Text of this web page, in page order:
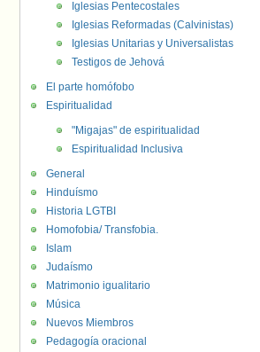
Iglesias Pentecostales
Iglesias Reformadas (Calvinistas)
Iglesias Unitarias y Universalistas
Testigos de Jehová
El parte homófobo
Espiritualidad
"Migajas" de espiritualidad
Espiritualidad Inclusiva
General
Hinduísmo
Historia LGTBI
Homofobia/ Transfobia.
Islam
Judaísmo
Matrimonio igualitario
Música
Nuevos Miembros
Pedagogía oracional